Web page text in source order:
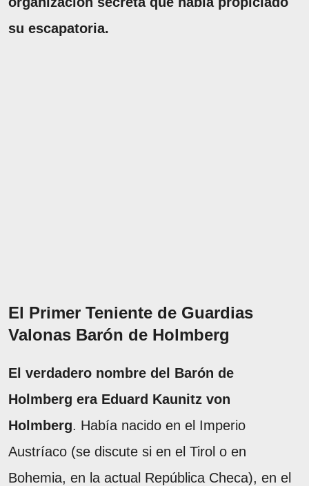
su escapatoria.
El Primer Teniente de Guardias
Valonas Barón de Holmberg
El verdadero nombre del Barón de
Holmberg era Eduard Kaunitz von
Holmberg. Había nacido en el Imperio
Austríaco (se discute si en el Tirol o en
Bohemia, en la actual República Checa), en el